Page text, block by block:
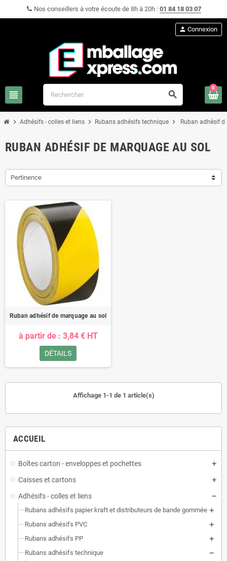
Nos conseillers à votre écoute de 8h à 20h : 01 84 18 03 07
view_headline search
person Connexion
0
chevron_right Adhésifs - colles et liens chevron_right Rubans adhésifs technique chevron_right Ruban adhésif
ACCUEIL
Boîtes carton - enveloppes et pochettes
Caisses et cartons
Adhésifs - colles et liens
Rubans adhésifs papier kraft et distributeurs de bande gommée
Rubans adhésifs PVC
Rubans adhésifs PP
Rubans adhésifs technique
RUBAN ADHÉSIF DE MARQUAGE AU SOL
Pertinence
Ruban adhésif de marquage au sol
à partir de : 3,84 € HT
DÉTAILS
Affichage 1-1 de 1 article(s)